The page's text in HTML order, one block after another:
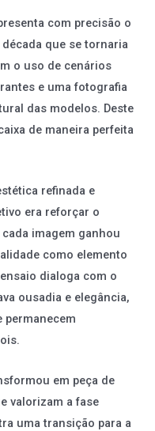
com precisão o
que se tornaria
o uso de cenários
e uma fotografia
das modelos. Deste
de maneira perfeita
refinada e
era reforçar o
imagem ganhou
como elemento
dialoga com o
ousadia e elegância,
em peça de
valorizam a fase
uma transição para a